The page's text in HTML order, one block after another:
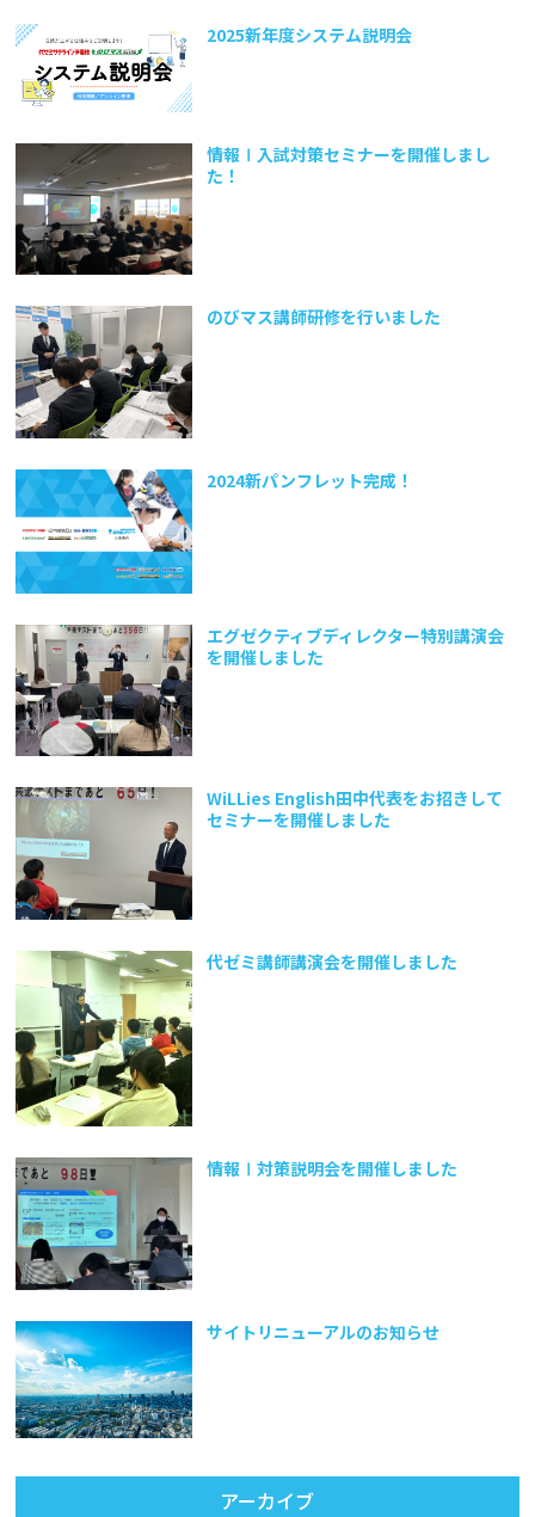
2025新年度システム説明会
情報Ⅰ入試対策セミナーを開催しまし
た！
のびマス講師研修を行いました
2024新パンフレット完成！
エグゼクティブディレクター特別講演会
を開催しました
WiLLies English田中代表をお招きして
セミナーを開催しました
代ゼミ講師講演会を開催しました
情報Ⅰ対策説明会を開催しました
サイトリニューアルのお知らせ
アーカイブ